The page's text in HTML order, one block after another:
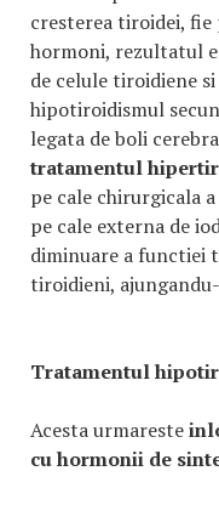
cresterea tiroidei,
hormoni, rezultatul
de celule tiroidiene
hipotiroidismul
legata de boli
tratamentul
pe cale chirurgicala
pe cale externa de
diminuare a functiei
tiroidieni,
Tratamentul
Acesta urmareste
cu hormonii de